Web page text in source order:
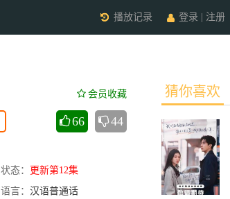
登录 注册
播放记录
会员收藏
66 44
状态：
更新第12集
语言： 汉语普通话
猜你喜欢